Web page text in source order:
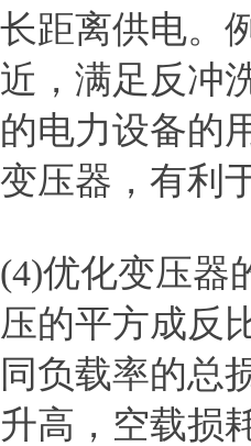
长距离供电。
近，满足反冲
的电力设备的
变压器，有利
(4)优化变压器
压的平方成反
同负载率的总
升高，空载损